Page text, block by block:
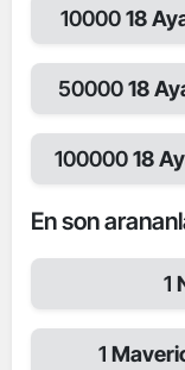
1000018
5000018
10000018
En son
1
1